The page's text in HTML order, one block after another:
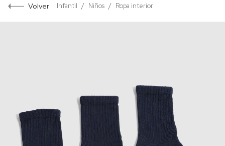
Volver Infantil Niños Ropa interior